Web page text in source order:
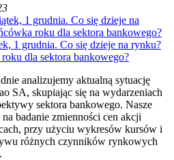
1 grudnia. Co się dzieje na rynku?
dla sektora bankowego?
analizujemy aktualną sytuację
SA, skupiając się na wydarzeniach
sektora bankowego. Nasze
badanie zmienności cen akcji
przy użyciu wykresów kursów i
różnych czynników rynkowych